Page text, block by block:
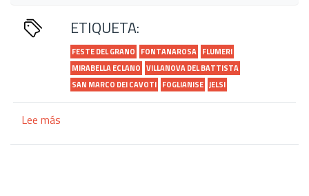
ETIQUETA:
FESTE DEL GRANO FONTANAROSA FLUMERI
MIRABELLA ECLANO VILLANOVA DEL BATTISTA
SAN MARCO DEI CAVOTI FOGLIANISE JELSI
Lee más